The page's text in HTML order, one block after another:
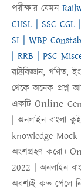
পরীক্ষায় যেমন
CHSL | SSC
SI | WBP
| RRB | PSC
রাষ্ট্রবিজ্ঞান,
থেকে অনেক প্রশ্ন
একটি Online
|অনলাইনবাংলা
knowledge Mock
অংশগ্রহণ করো।
2022 |অনলাইন
অবশ্যই কত পেলে